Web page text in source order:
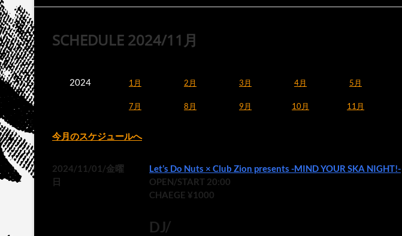
SCHEDULE 2024/11月
2024 1月 2月 3月 4月 5月
7月 8月 9月 10月 11月
今月のスケジュールへ
2024/11/01/金曜
日
Let’s Do Nuts × Club Zion presents -MIND YOUR SKA NIGHT!-
OPEN/START 20:00
CHAEGE ¥1000
DJ/